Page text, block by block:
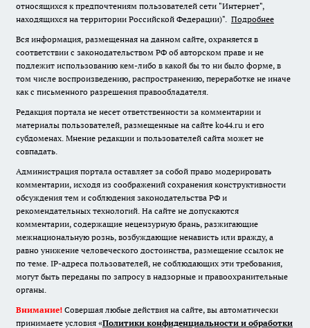
относящихся к предпочтениям пользователей сети "Интернет",
находящихся на территории Российской Федерации)". Подробнее
Вся информация, размещенная на данном сайте, охраняется в
соответствии с законодательством РФ об авторском праве и не
подлежит использованию кем-либо в какой бы то ни было форме, в
том числе воспроизведению, распространению, переработке не иначе
как с письменного разрешения правообладателя.
Редакция портала не несет ответственности за комментарии и
материалы пользователей, размещенные на сайте ko44.ru и его
субдоменах. Мнение редакции и пользователей сайта может не
совпадать.
Администрация портала оставляет за собой право модерировать
комментарии, исходя из соображений сохранения конструктивности
обсуждения тем и соблюдения законодательства РФ и
рекомендательных технологий. На сайте не допускаются
комментарии, содержащие нецензурную брань, разжигающие
межнациональную рознь, возбуждающие ненависть или вражду, а
равно унижение человеческого достоинства, размещение ссылок не
по теме. IP-адреса пользователей, не соблюдающих эти требования,
могут быть переданы по запросу в надзорные и правоохранительные
органы.
Внимание! Совершая любые действия на сайте, вы автоматически
принимаете условия «Политики конфиденциальности и обработки